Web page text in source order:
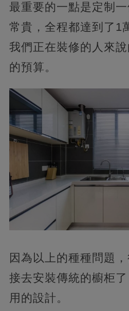
最重要的一點是定制
常貴，全程都達到了1
我們正在裝修的人來
的預算。
因為以上的種種問題
接去安裝傳統的櫥柜
用的設計。